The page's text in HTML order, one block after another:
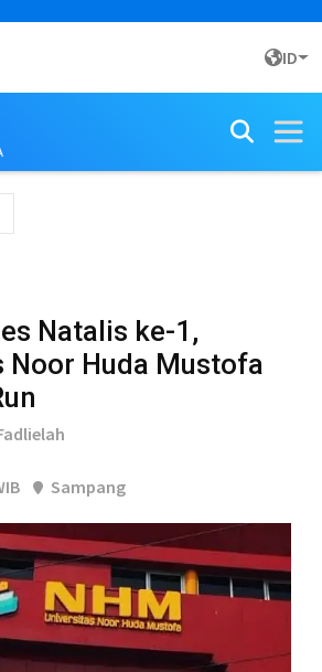
ID
Natalis ke-1,
Noor Huda Mustofa
Sampang